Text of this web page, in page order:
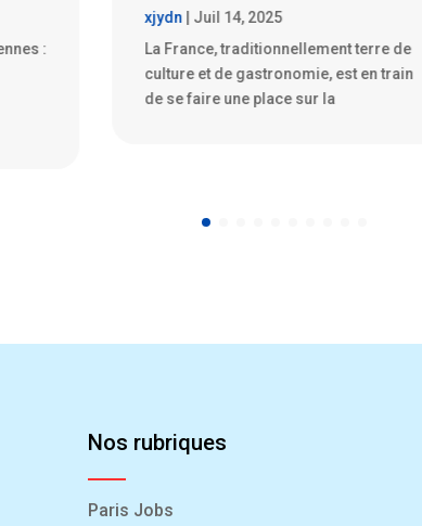
de
xjydn
Juil 14, 2025
Exploration de la fascination des PME
pour le secteur spatial Depuis
Nos rubriques
Paris Jobs